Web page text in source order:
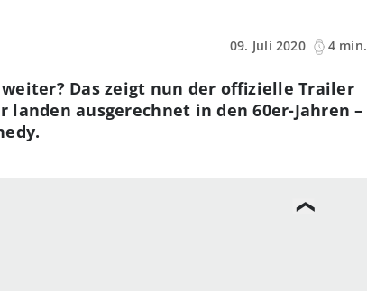
09. Juli 2020
4 min.
Das zeigt nun der offizielle Trailer
landen ausgerechnet in den 60er-Jahren –